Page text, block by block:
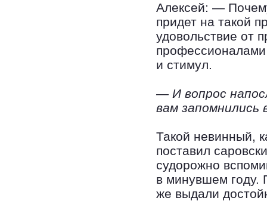
Алексей: —
придет на такой
удовольствие от
и стимул.
— И вопрос
вам запомнились
Такой невинный,
поставил
судорожно
в минувшем году.
же выдали